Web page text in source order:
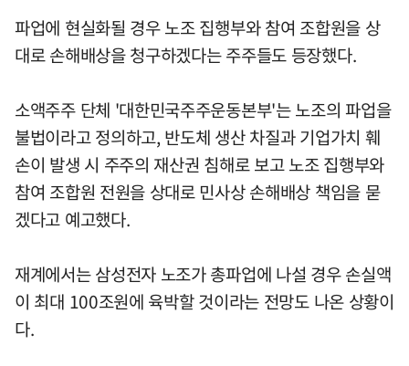
파업에 현실화될 경우 노조 집행부와 참여 조합원을 상
대로 손해배상을 청구하겠다는 주주들도 등장했다.
소액주주 단체 '대한민국주주운동본부'는 노조의 파업을
불법이라고 정의하고, 반도체 생산 차질과 기업가치 훼
손이 발생 시 주주의 재산권 침해로 보고 노조 집행부와
참여 조합원 전원을 상대로 민사상 손해배상 책임을 묻
겠다고 예고했다.
재계에서는 삼성전자 노조가 총파업에 나설 경우 손실액
이 최대 100조원에 육박할 것이라는 전망도 나온 상황이
다.